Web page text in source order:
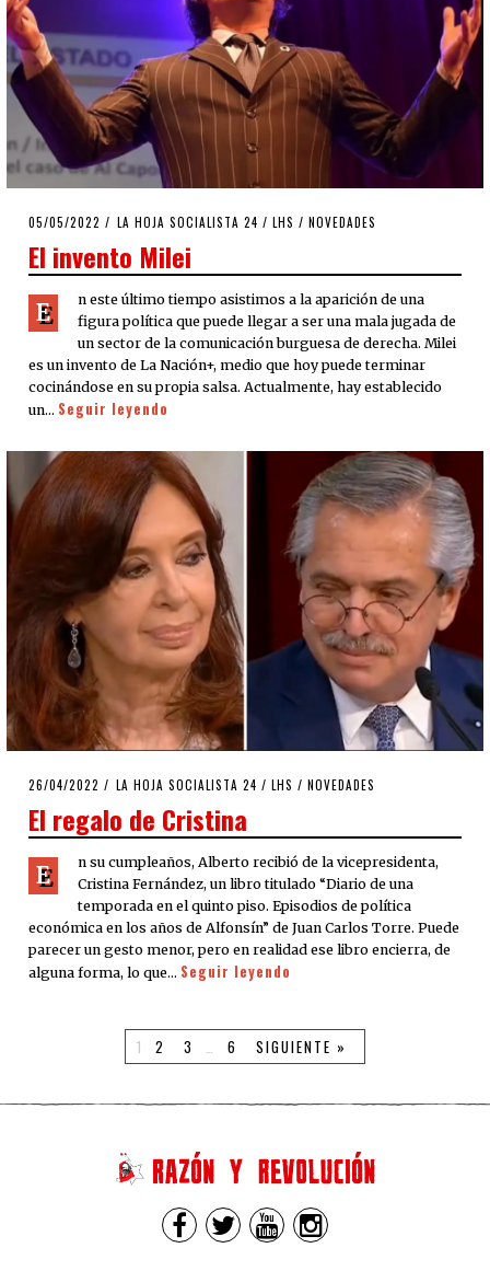
POSTED
05/05/2022 05/05/2022
LA HOJA SOCIALISTA 24 / LHS / NOVEDADES
El invento Milei
E
n este último tiempo asistimos a la aparición de una
figura política que puede llegar a ser una mala jugada de
un sector de la comunicación burguesa de derecha. Milei
es un invento de La Nación+, medio que hoy puede terminar
cocinándose en su propia salsa. Actualmente, hay establecido
un… Seguir leyendo
POSTED
26/04/2022 26/04/2022
LA HOJA SOCIALISTA 24 / LHS / NOVEDADES
El regalo de Cristina
E
n su cumpleaños, Alberto recibió de la vicepresidenta,
Cristina Fernández, un libro titulado “Diario de una
temporada en el quinto piso. Episodios de política
económica en los años de Alfonsín” de Juan Carlos Torre. Puede
parecer un gesto menor, pero en realidad ese libro encierra, de
alguna forma, lo que… Seguir leyendo
1 2 3 6 SIGUIENTE »